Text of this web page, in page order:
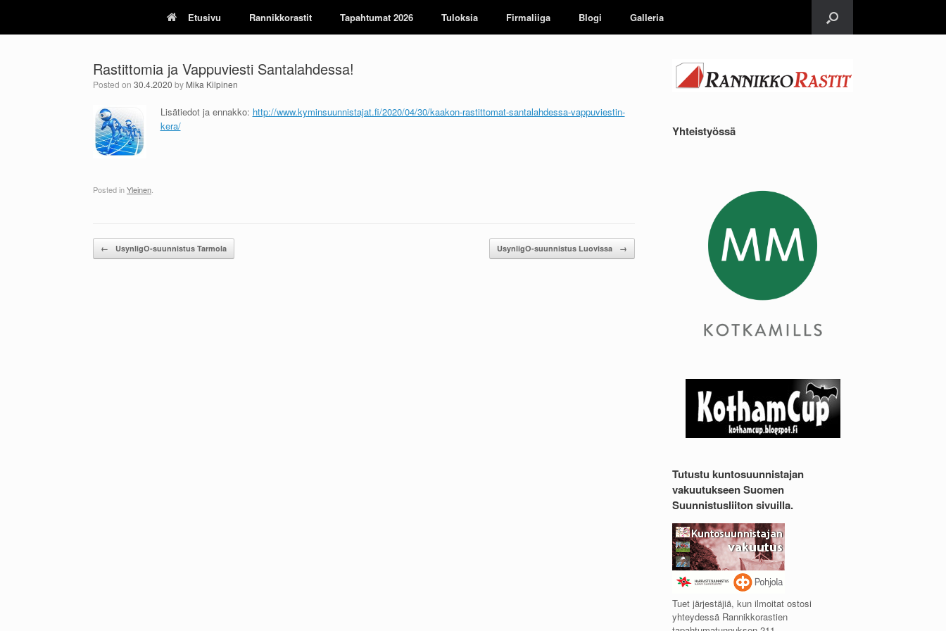
content
Etusivu Rannikkorastit Tapahtumat 2026 Tuloksia Firmaliiga Blogi Galleria
Rastittomia ja Vappuviesti Santalahdessa!
Posted on 30.4.2020 by Mika Kilpinen
Lisätiedot ja ennakko: http://www.kyminsuunnistajat.fi/2020/04/30/kaakon-rastittomat-santalahdessa-vappuviestin-
kera/
Posted inYleinen
Post navigation
← UsynligO-suunnistus Tarmola UsynligO-suunnistus Luovissa →
Yhteistyössä
Tutustu kuntosuunnistajan
vakuutukseen Suomen
Suunnistusliiton sivuilla.
Tuet järjestäjiä, kun ilmoitat ostosi
yhteydessä Rannikkorastien